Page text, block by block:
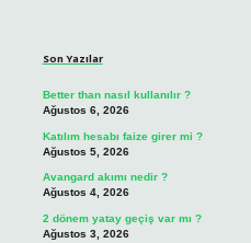
Son Yazılar
Better than nasıl kullanılır ?
Ağustos 6, 2026
Katılım hesabı faize girer mi ?
Ağustos 5, 2026
Avangard akımı nedir ?
Ağustos 4, 2026
2 dönem yatay geçiş var mı ?
Ağustos 3, 2026